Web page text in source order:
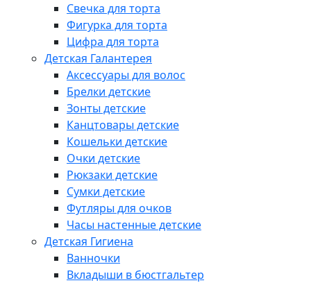
Свечка для торта
Фигурка для торта
Цифра для торта
Детская Галантерея
Аксессуары для волос
Брелки детские
Зонты детские
Канцтовары детские
Кошельки детские
Очки детские
Рюкзаки детские
Сумки детские
Футляры для очков
Часы настенные детские
Детская Гигиена
Ванночки
Вкладыши в бюстгальтер